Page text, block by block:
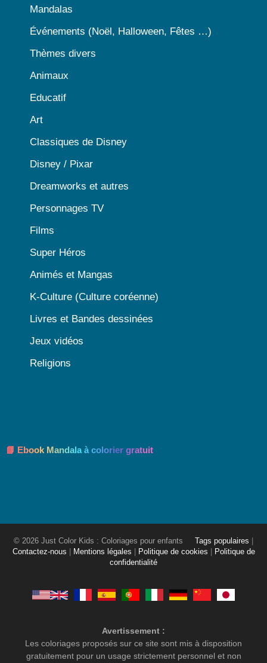
Mandalas
Événements (Noël, Halloween, Fêtes …)
Thèmes divers
Animaux
Educatif
Art
Classiques de Disney
Disney / Pixar
Dreamworks et autres
Personnages TV
Films
Super Héros
Animés et Mangas
K-Culture (Culture coréenne)
Livres et Bandes dessinées
Jeux vidéos
Religions
📘 Ebook Mandala à colorier gratuit
© 2026 Just Color Kids : Coloriages pour enfants Tags populaires
Contactez-nous
Mentions légales Politique de cookies
Politique de
confidentialité
Avertissement :
Les coloriages proposés sur ce site sont mis à disposition
gratuitement pour un usage strictement personnel et non